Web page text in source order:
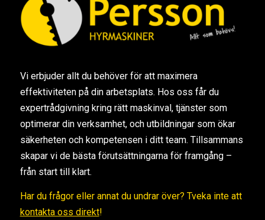
Vi erbjuder allt du behöver för att maximera
effektiviteten på din arbetsplats. Hos oss får du
expertrådgivning kring rätt maskinval, tjänster som
optimerar din verksamhet, och utbildningar som ökar
säkerheten och kompetensen i ditt team. Tillsammans
skapar vi de bästa förutsättningarna för framgång –
från start till klart.
Har du frågor eller annat du undrar över? Tveka inte att
kontakta oss direkt!